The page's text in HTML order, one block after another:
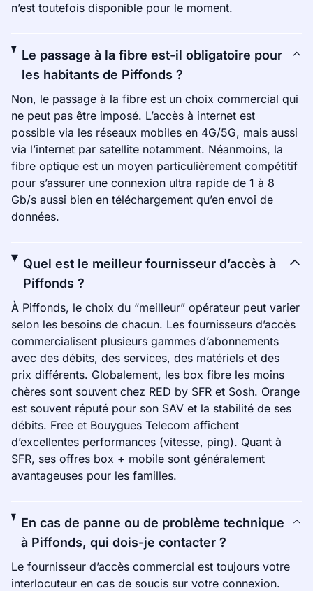
n’est toutefois disponible pour le moment.
Le passage à la fibre est-il obligatoire pour
les habitants de Piffonds ?
Non, le passage à la fibre est un choix commercial qui
ne peut pas être imposé. L’accès à internet est
possible via les réseaux mobiles en 4G/5G, mais aussi
via l’internet par satellite notamment. Néanmoins, la
fibre optique est un moyen particulièrement compétitif
pour s’assurer une connexion ultra rapide de 1 à 8
Gb/s aussi bien en téléchargement qu’en envoi de
données.
Quel est le meilleur fournisseur d’accès à
Piffonds ?
À Piffonds, le choix du “meilleur” opérateur peut varier
selon les besoins de chacun. Les fournisseurs d’accès
commercialisent plusieurs gammes d’abonnements
avec des débits, des services, des matériels et des
prix différents. Globalement, les box fibre les moins
chères sont souvent chez RED by SFR et Sosh. Orange
est souvent réputé pour son SAV et la stabilité de ses
débits. Free et Bouygues Telecom affichent
d’excellentes performances (vitesse, ping). Quant à
SFR, ses offres box + mobile sont généralement
avantageuses pour les familles.
En cas de panne ou de problème technique
à Piffonds, qui dois-je contacter ?
Le fournisseur d’accès commercial est toujours votre
interlocuteur en cas de soucis sur votre connexion.